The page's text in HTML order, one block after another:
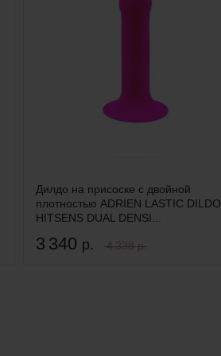
Дилдо на присоске с двойной
плотностью ADRIEN LASTIC DILDO
HITSENS DUAL DENSI...
3 340 р. 4 338 р.